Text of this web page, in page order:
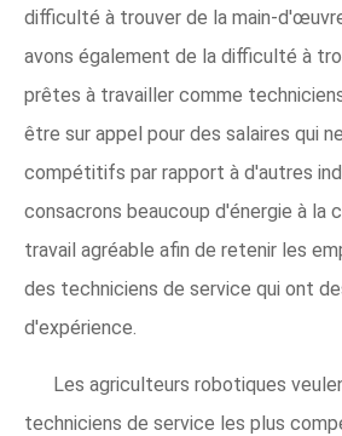
difficulté à trouver de la main-
avons également de la difficulté à
prêtes à travailler comme
être sur appel pour des salaires qui
compétitifs par rapport à d'autres
consacrons beaucoup d'énergie à la
travail agréable afin de retenir les
des techniciens de service qui ont
d'expérience.
Les agriculteurs robotiques
techniciens de service les plus